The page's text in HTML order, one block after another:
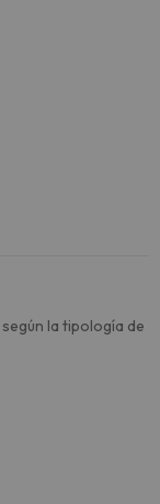
la tipología de